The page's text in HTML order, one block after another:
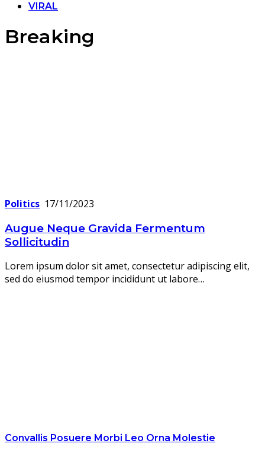
VIRAL
Breaking
Politics 17/11/2023
Augue Neque Gravida Fermentum
Sollicitudin
Lorem ipsum dolor sit amet, consectetur adipiscing elit,
sed do eiusmod tempor incididunt ut labore…
Convallis Posuere Morbi Leo Orna Molestie